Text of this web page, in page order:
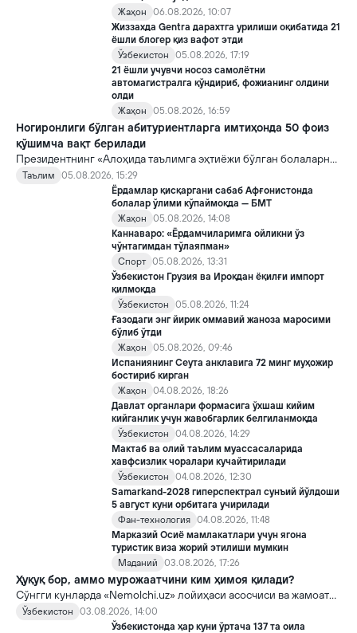
Жаҳон
06.08.2026, 10:07
Жиззахда Gentra дарахтга урилиши оқибатида 21
ёшли блогер қиз вафот этди
Ўзбекистон
05.08.2026, 17:19
21 ёшли учувчи носоз самолётни
автомагистралга қўндириб, фожианинг олдини
олди
Жаҳон
05.08.2026, 16:59
Ногиронлиги бўлган абитуриентларга имтиҳонда 50 фоиз
қўшимча вақт берилади
Президентнинг «Алоҳида таълимга эҳтиёжи бўлган болаларни
таълим ва ижтимоий хизматлар билан қамраб олиш тизимини
такомиллаштириш бўйича қўшимча чора-тадбирлар
тўғрисида»ги қарори билан инклюзив таълим соҳасида қатор
янги механизмлар жорий этилади.
Таълим
05.08.2026, 15:29
Ёрдамлар қисқаргани сабаб Афғонистонда
болалар ўлими кўпаймоқда — БМТ
Жаҳон
05.08.2026, 14:08
Каннаваро: «Ёрдамчиларимга ойликни ўз
чўнтагимдан тўлаяпман»
Спорт 05.08.2026, 13:31
Ўзбекистон Грузия ва Ироқдан ёқилғи импорт
қилмоқда
Ўзбекистон
05.08.2026, 11:24
Ғазодаги энг йирик оммавий жаноза маросими
бўлиб ўтди
Жаҳон
05.08.2026, 09:46
Испаниянинг Сеута анклавига 72 минг муҳожир
бостириб кирган
Жаҳон
04.08.2026, 18:26
Давлат органлари формасига ўхшаш кийим
кийганлик учун жавобгарлик белгиланмоқда
Ўзбекистон
04.08.2026, 14:29
Мактаб ва олий таълим муассасаларида
хавфсизлик чоралари кучайтирилади
Ўзбекистон
04.08.2026, 12:30
Samarkand-2028 гиперспектрал сунъий йўлдоши
5 август куни орбитага учирилади
Фан-технология 04.08.2026, 11:48
Марказий Осиё мамлакатлари учун ягона
туристик виза жорий этилиши мумкин
Маданий
03.08.2026, 17:26
Ҳуқуқ бор, аммо мурожаатчини ким ҳимоя қилади?
Сўнгги кунларда «Nemolchi.uz» лойиҳаси асосчиси ва жамоат
фаоли Ирина Матвиенко билан боғлиқ воқеа жамоатчиликда
кенг муҳокама қилинмоқда.
Ўзбекистон
03.08.2026, 14:00
Ўзбекистонда ҳар куни ўртача 137 та оила